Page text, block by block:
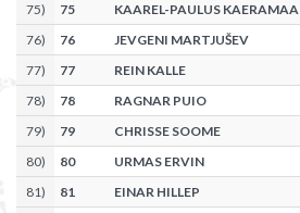
75) 75 KAAREL-PAULUS KAERAMAA
76) 76 JEVGENI MARTJUŠEV
77) 77 REIN KALLE
78) 78 RAGNAR PUIO
79) 79 CHRISSE SOOME
80) 80 URMAS ERVIN
81) 81 EINAR HILLEP